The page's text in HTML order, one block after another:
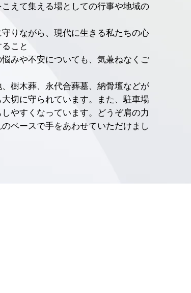
えて集える場としての行事や地域の
りながら、現代に生きる私たちの心
こと
みや不安についても、気兼ねなくご
樹木葬、永代合葬墓、納骨壇などが
切に守られています。また、駐車場
やすくなっています。どうぞ肩の力
ペースで手をあわせていただけまし